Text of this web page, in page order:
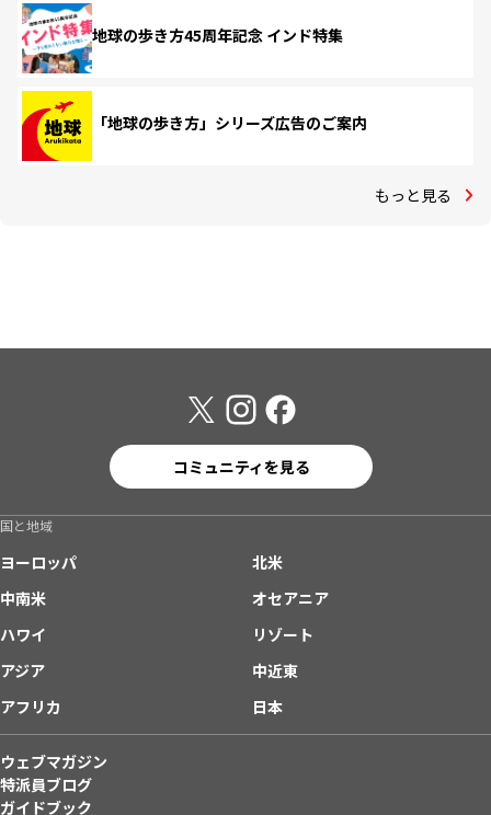
地球の歩き方45周年記念 インド特集
「地球の歩き方」シリーズ広告のご案内
もっと見る
コミュニティを見る
国と地域
ヨーロッパ
北米
中南米
オセアニア
ハワイ
リゾート
アジア
中近東
アフリカ
日本
ウェブマガジン
特派員ブログ
ガイドブック